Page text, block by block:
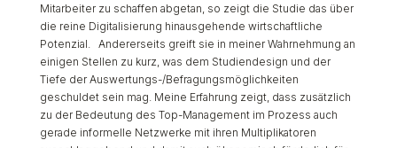
Mitarbeiter zu schaffen abgetan, so zeigt die Studie das über
die reine Digitalisierung hinausgehende wirtschaftliche
Potenzial. Andererseits greift sie in meiner Wahrnehmung an
einigen Stellen zu kurz, was dem Studiendesign und der
Tiefe der Auswertungs-/Befragungsmöglichkeiten
geschuldet sein mag. Meine Erfahrung zeigt, dass zusätzlich
zu der Bedeutung des Top-Management im Prozess auch
gerade informelle Netzwerke mit ihren Multiplikatoren